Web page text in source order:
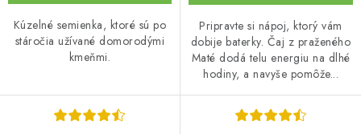
Kúzelné semienka, ktoré sú po
stáročia užívané domorodými
kmeňmi.
Pripravte si nápoj, ktorý vám
dobije baterky. Čaj z praženého
Maté dodá telu energiu na dlhé
hodiny, a navyše pomôže...